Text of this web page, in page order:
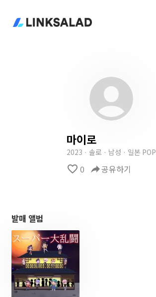
마이로
2023 · 솔로 · 남성 · 일본 POP
favorite_border 0 reply공유하기
발매 앨범